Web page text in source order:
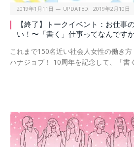
2019年1月11日 UPDATED: 2019年2月10日
【終了】トークイベント：お仕事
い！〜「書く」仕事ってなんです
これまで150名近い社会人女性の働き
ハナジョブ！ 10周年を記念して、「書